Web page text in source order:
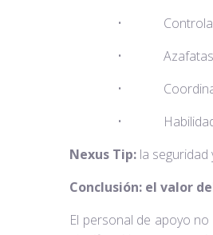
• Controladores/
• Azafatas/os VIP:
• Coordinadores/
• Habilidades
Nexus Tip: la
Conclusión: el valor
El personal de apoyo